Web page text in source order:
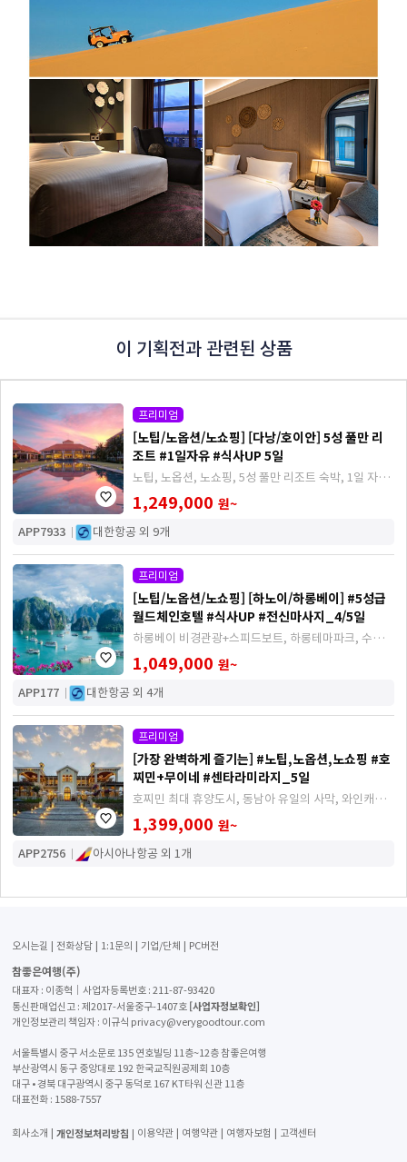
이 기획전과 관련된 상품
프리미엄
[노팁/노옵션/노쇼핑] [다낭/호이안] 5성 풀만 리
조트 #1일자유 #식사UP 5일
노팁, 노옵션, 노쇼핑, 5성 풀만 리조트 숙박, 1일 자유
호캉스, 식사 UP, 한강 유람선, 호이안 야경투어, 바나
힐 관광
1,249,000 원~
APP7933 대한항공 외 9개
프리미엄
[노팁/노옵션/노쇼핑] [하노이/하롱베이] #5성급
월드체인호텔 #식사UP #전신마사지_4/5일
하롱베이 비경관광+스피드보트, 하롱테마파크, 수상인
형극, 메가 그랜드월드, 롯데 전망대, 전신마사지 1시
간 30분, 식사 UP (드마리스 뷔페 등)
1,049,000 원~
APP177 대한항공 외 4개
프리미엄
[가장 완벽하게 즐기는] #노팁,노옵션,노쇼핑 #호
찌민+무이네 #센타라미라지_5일
호찌민 최대 휴양도시, 동남아 유일의 사막, 와인캐슬,
마사지1시간에 반나절 자유일정포함
1,399,000 원~
APP2756 아시아나항공 외 1개
오시는길 전화상담 1:1문의 기업/단체 PC버전
참좋은여행(주)
대표자 : 이종혁│사업자등록번호 : 211-87-93420
통신판매업신고 : 제2017-서울중구-1407호 [사업자정보확인]
개인정보관리 책임자 : 이규식 privacy@verygoodtour.com
서울특별시 중구 서소문로 135 연호빌딩 11층~12층 참좋은여행
부산광역시 동구 중앙대로 192 한국교직원공제회 10층
대구 • 경북 대구광역시 중구 동덕로 167 KT타워 신관 11층
대표전화 : 1588-7557
회사소개 개인정보처리방침 이용약관 여행약관 여행자보험 고객센터